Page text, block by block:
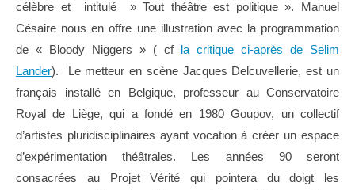
célèbre et intitulé » Tout théâtre est politique ». Manuel
Césaire nous en offre une illustration avec la programmation
de « Bloody Niggers » ( cf
la critique ci-après de Selim
Lander). Le metteur en scène Jacques Delcuvellerie, est un
français installé en Belgique, professeur au Conservatoire
Royal de Liège, qui a fondé en 1980 Goupov, un collectif
d’artistes pluridisciplinaires ayant vocation à créer un espace
d’expérimentation théâtrales. Les années 90 seront
consacrées au Projet Vérité qui pointera du doigt les